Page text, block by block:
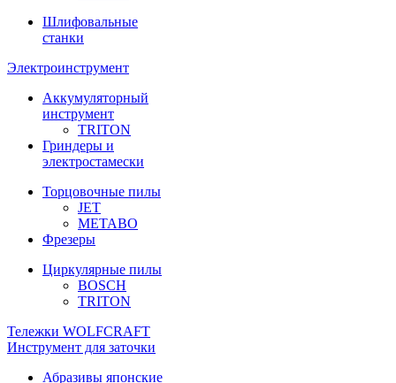
Шлифовальные
станки
Электроинструмент
Аккумуляторный
инструмент
TRITON
Гриндеры и
электростамески
Торцовочные пилы
JET
METABO
Фрезеры
Циркулярные пилы
BOSCH
TRITON
Тележки WOLFCRAFT
Инструмент для заточки
Абразивы японские